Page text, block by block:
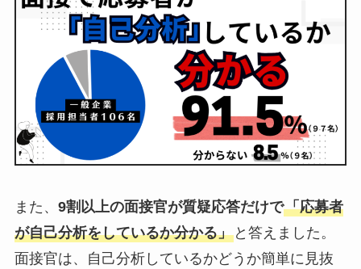
また、 9割以上の面接官が質疑応答だけで「応募者
が自己分析をしているか分かる」と答えました。
面接官は、自己分析しているかどうか簡単に見抜